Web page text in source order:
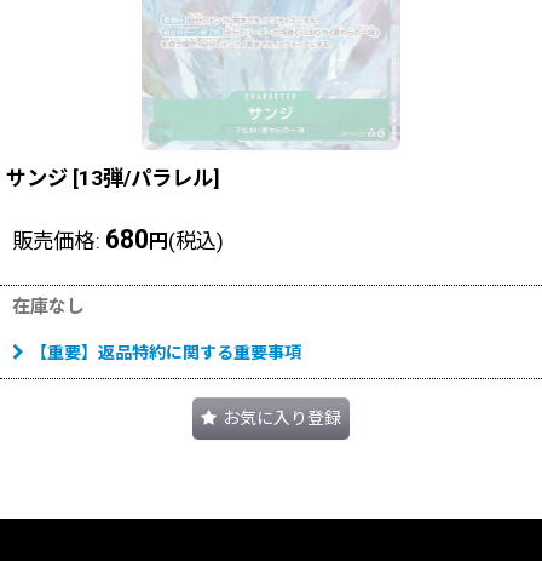
サンジ [13弾/パラレル]
販売価格: 680 円 (税込)
在庫なし
【重要】返品特約に関する重要事項
お気に入り登録